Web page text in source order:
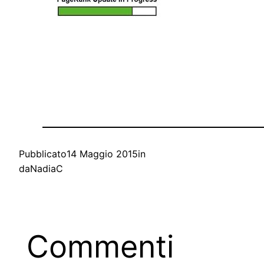
Pubblicato14 Maggio 2015in
daNadiaC
Commenti